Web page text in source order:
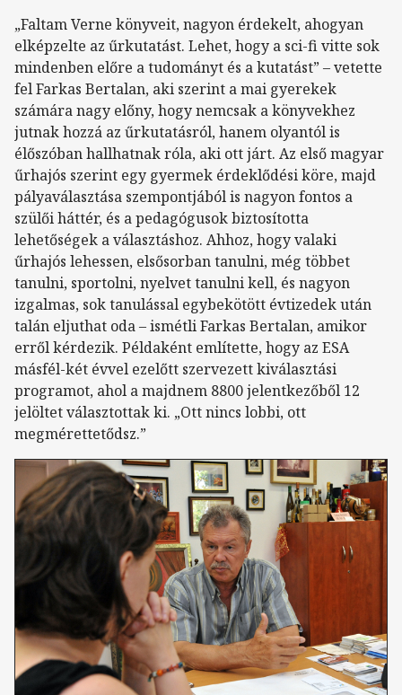
„Faltam Verne könyveit, nagyon érdekelt, ahogyan
elképzelte az űrkutatást. Lehet, hogy a sci-fi vitte sok
mindenben előre a tudományt és a kutatást” – vetette
fel Farkas Bertalan, aki szerint a mai gyerekek
számára nagy előny, hogy nemcsak a könyvekhez
jutnak hozzá az űrkutatásról, hanem olyantól is
élőszóban hallhatnak róla, aki ott járt. Az első magyar
űrhajós szerint egy gyermek érdeklődési köre, majd
pályaválasztása szempontjából is nagyon fontos a
szülői háttér, és a pedagógusok biztosította
lehetőségek a választáshoz. Ahhoz, hogy valaki
űrhajós lehessen, elsősorban tanulni, még többet
tanulni, sportolni, nyelvet tanulni kell, és nagyon
izgalmas, sok tanulással egybekötött évtizedek után
talán eljuthat oda – ismétli Farkas Bertalan, amikor
erről kérdezik. Példaként említette, hogy az ESA
másfél-két évvel ezelőtt szervezett kiválasztási
programot, ahol a majdnem 8800 jelentkezőből 12
jelöltet választottak ki. „Ott nincs lobbi, ott
megmérettetődsz.”